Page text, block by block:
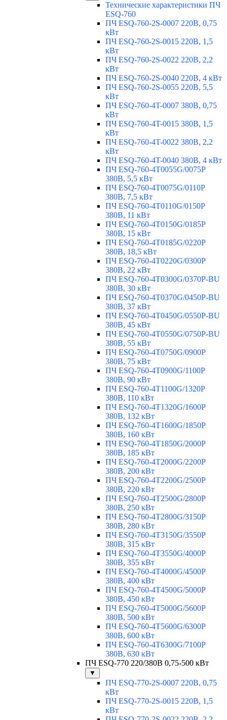
Технические характеристики ПЧ
ESQ-760
ПЧ ESQ-760-2S-0007 220В, 0,75
кВт
ПЧ ESQ-760-2S-0015 220В, 1,5
кВт
ПЧ ESQ-760-2S-0022 220В, 2,2
кВт
ПЧ ESQ-760-2S-0040 220В, 4 кВт
ПЧ ESQ-760-2S-0055 220В, 5,5
кВт
ПЧ ESQ-760-4T-0007 380В, 0,75
кВт
ПЧ ESQ-760-4T-0015 380В, 1,5
кВт
ПЧ ESQ-760-4T-0022 380В, 2,2
кВт
ПЧ ESQ-760-4T-0040 380В, 4 кВт
ПЧ ESQ-760-4T0055G/0075P
380В, 5,5 кВт
ПЧ ESQ-760-4T0075G/0110P
380В, 7,5 кВт
ПЧ ESQ-760-4T0110G/0150P
380В, 11 кВт
ПЧ ESQ-760-4T0150G/0185P
380В, 15 кВт
ПЧ ESQ-760-4T0185G/0220P
380В, 18,5 кВт
ПЧ ESQ-760-4T0220G/0300P
380В, 22 кВт
ПЧ ESQ-760-4T0300G/0370P-BU
380В, 30 кВт
ПЧ ESQ-760-4T0370G/0450P-BU
380В, 37 кВт
ПЧ ESQ-760-4T0450G/0550P-BU
380В, 45 кВт
ПЧ ESQ-760-4T0550G/0750P-BU
380В, 55 кВт
ПЧ ESQ-760-4T0750G/0900P
380В, 75 кВт
ПЧ ESQ-760-4T0900G/1100P
380В, 90 кВт
ПЧ ESQ-760-4T1100G/1320P
380В, 110 кВт
ПЧ ESQ-760-4T1320G/1600P
380В, 132 кВт
ПЧ ESQ-760-4T1600G/1850P
380В, 160 кВт
ПЧ ESQ-760-4T1850G/2000P
380В, 185 кВт
ПЧ ESQ-760-4T2000G/2200P
380В, 200 кВт
ПЧ ESQ-760-4T2200G/2500P
380В, 220 кВт
ПЧ ESQ-760-4T2500G/2800P
380В, 250 кВт
ПЧ ESQ-760-4T2800G/3150P
380В, 280 кВт
ПЧ ESQ-760-4T3150G/3550P
380В, 315 кВт
ПЧ ESQ-760-4T3550G/4000P
380В, 355 кВт
ПЧ ESQ-760-4T4000G/4500P
380В, 400 кВт
ПЧ ESQ-760-4T4500G/5000P
380В, 450 кВт
ПЧ ESQ-760-4T5000G/5600P
380В, 500 кВт
ПЧ ESQ-760-4T5600G/6300P
380В, 600 кВт
ПЧ ESQ-760-4T6300G/7100P
380В, 630 кВт
ПЧ ESQ-770 220/380В 0,75-500 кВт
▼
ПЧ ESQ-770-2S-0007 220В, 0,75
кВт
ПЧ ESQ-770-2S-0015 220В, 1,5
кВт